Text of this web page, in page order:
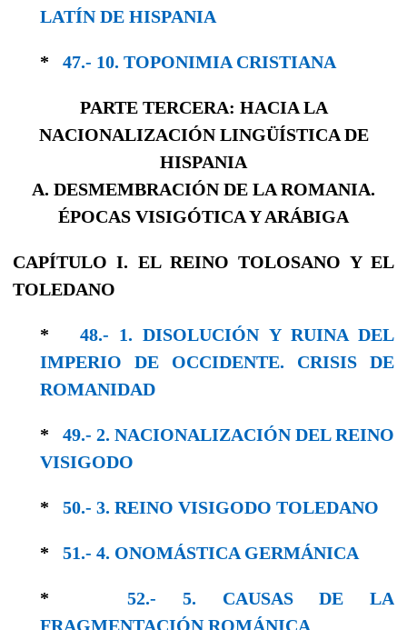
LA­TÍN DE HISPANIA
* 47.- 10. TOPONIMIA CRISTIANA
PARTE TERCERA: HACIA LA
NACIONALIZACIÓN LINGÜÍSTICA DE
HISPANIA
A. DESMEMBRACIÓN DE LA ROMANIA.
ÉPOCAS VISIGÓTICA Y ARÁBIGA
CAPÍTULO I. EL REINO TOLOSANO Y EL
TOLEDANO
* 48.- 1. DISOLUCIÓN Y RUINA DEL
IMPERIO DE OCCIDENTE. CRISIS DE
ROMANIDAD
* 49.- 2. NACIONALIZACIÓN DEL REINO
VISI­GODO
* 50.- 3. REINO VISIGODO TOLEDANO
* 51.- 4. ONOMÁSTICA GERMÁNICA
*52.- 5. CAUSAS DE LA
FRAGMENTACIÓN ROMÁNICA